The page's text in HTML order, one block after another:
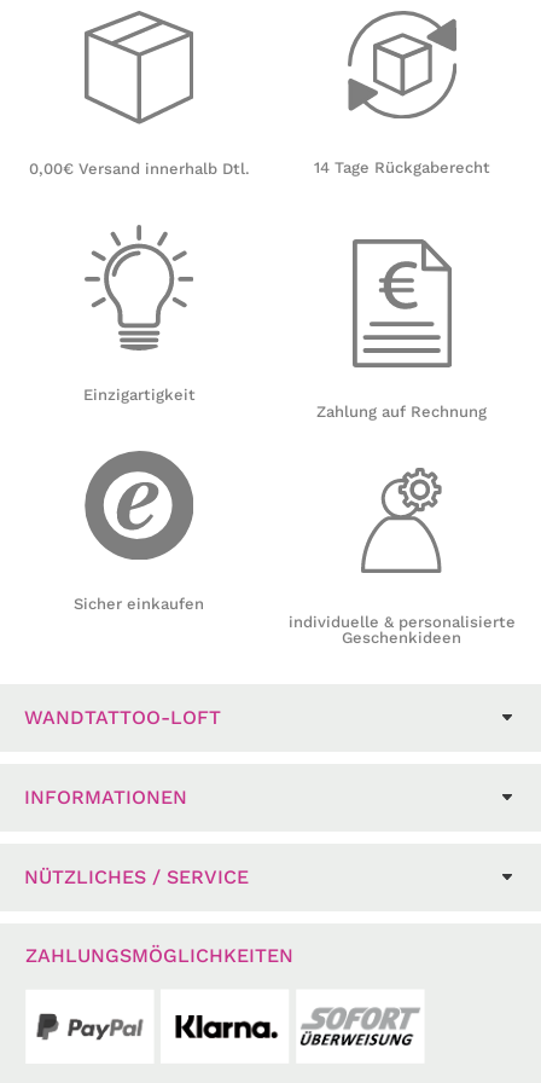
0,00€ Versand innerhalb Dtl.
Einzigartigkeit
Sicher einkaufen
14 Tage Rückgaberecht
Zahlung auf Rechnung
individuelle & personalisierte
Geschenkideen
WANDTATTOO-LOFT
INFORMATIONEN
NÜTZLICHES / SERVICE
ZAHLUNGSMÖGLICHKEITEN